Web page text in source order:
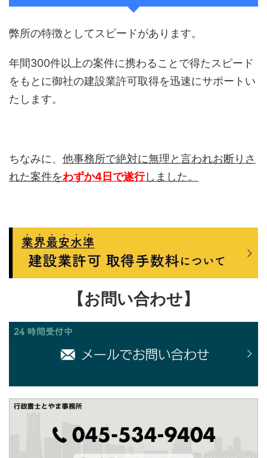
弊所の特徴としてスピードがあります。
年間300件以上の案件に携わることで得たスピード
をもとに御社の建設業許可取得を迅速にサポートい
たします。
ちなみに、 他事務所で絶対に無理と言われお断りさ
れた案件をわずか4日で遂行しました。
【お問い合わせ】